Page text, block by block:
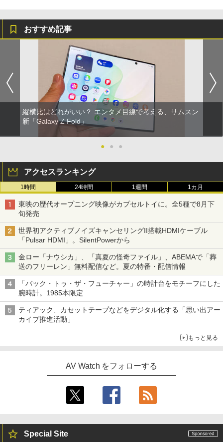
おすすめ記事
縦横比はどれがいい？ エンタメ目線で考える、サムスン
新「Galaxy Z Fold」
● ● ●
アクセスランキング
1時間 24時間 1週間 1カ月
東映の歴代オープニング映像がカプセルトイに。全5種で8月下
旬発売
世界初アクティブノイズキャンセリングII搭載HDMIケーブル
「Pulsar HDMI」。SilentPowerから
金ロー「ナウシカ」、「真夏の怪奇ファイル」、ABEMAで「葬
送のフリーレン」無料配信など。夏の特番・配信情報
「バック・トゥ・ザ・フューチャー」の時計台をモチーフにした
腕時計。1985本限定
ティアック、カセットテープなどをデジタル化する「思い出アー
カイブ推進活動」
もっと見る
AV Watch をフォローする
Special Site